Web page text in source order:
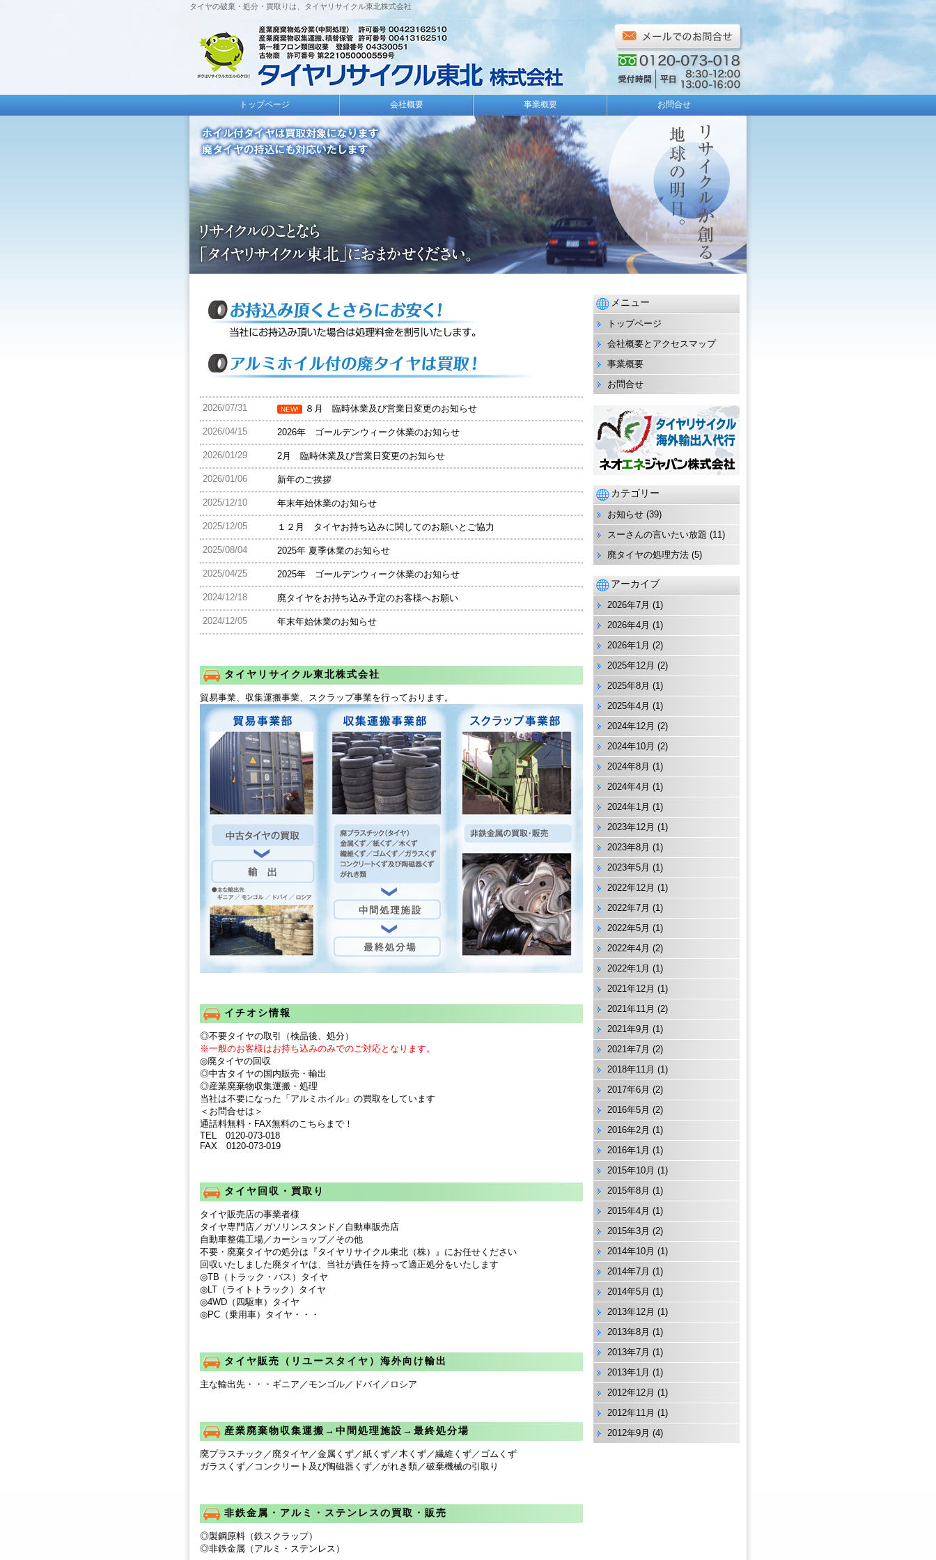
タイヤの破棄・処分・買取りは、タイヤリサイクル東北株式会社
トップページ 会社概要 事業概要 お問合せ
2026/07/31 NEW! ８月 臨時休業及び営業日変更のお知らせ
2026/04/15 2026年 ゴールデンウィーク休業のお知らせ
2026/01/29 2月 臨時休業及び営業日変更のお知らせ
2026/01/06 新年のご挨拶
2025/12/10 年末年始休業のお知らせ
2025/12/05 １２月 タイヤお持ち込みに関してのお願いとご協力
2025/08/04 2025年 夏季休業のお知らせ
2025/04/25 2025年 ゴールデンウィーク休業のお知らせ
2024/12/18 廃タイヤをお持ち込み予定のお客様へお願い
2024/12/05 年末年始休業のお知らせ
タイヤリサイクル東北株式会社
貿易事業、収集運搬事業、スクラップ事業を行っております。
イチオシ情報
◎不要タイヤの取引（検品後、処分）
※一般のお客様はお持ち込みのみでのご対応となります。
◎廃タイヤの回収
◎中古タイヤの国内販売・輸出
◎産業廃棄物収集運搬・処理
当社は不要になった「アルミホイル」の買取をしています
＜お問合せは＞
通話料無料・FAX無料のこちらまで！
TEL 0120‐073‐018
FAX 0120‐073‐019
タイヤ回収・買取り
タイヤ販売店の事業者様
タイヤ専門店／ガソリンスタンド／自動車販売店
自動車整備工場／カーショップ／その他
不要・廃棄タイヤの処分は『タイヤリサイクル東北（株）』にお任せください
回収いたしました廃タイヤは、当社が責任を持って適正処分をいたします
◎TB（トラック・バス）タイヤ
◎LT（ライトトラック）タイヤ
◎4WD（四駆車）タイヤ
◎PC（乗用車）タイヤ・・・
タイヤ販売（リユースタイヤ）海外向け輸出
主な輸出先・・・ギニア／モンゴル／ドバイ／ロシア
産業廃棄物収集運搬→中間処理施設→最終処分場
廃プラスチック／廃タイヤ／金属くず／紙くず／木くず／繊維くず／ゴムくず
ガラスくず／コンクリート及び陶磁器くず／がれき類／破棄機械の引取り
非鉄金属・アルミ・ステンレスの買取・販売
◎製鋼原料（鉄スクラップ）
◎非鉄金属（アルミ・ステンレス）
メニュー
トップページ
会社概要とアクセスマップ
事業概要
お問合せ
カテゴリー
お知らせ (39)
スーさんの言いたい放題 (11)
廃タイヤの処理方法 (5)
アーカイブ
2026年7月 (1)
2026年4月 (1)
2026年1月 (2)
2025年12月 (2)
2025年8月 (1)
2025年4月 (1)
2024年12月 (2)
2024年10月 (2)
2024年8月 (1)
2024年4月 (1)
2024年1月 (1)
2023年12月 (1)
2023年8月 (1)
2023年5月 (1)
2022年12月 (1)
2022年7月 (1)
2022年5月 (1)
2022年4月 (2)
2022年1月 (1)
2021年12月 (1)
2021年11月 (2)
2021年9月 (1)
2021年7月 (2)
2018年11月 (1)
2017年6月 (2)
2016年5月 (2)
2016年2月 (1)
2016年1月 (1)
2015年10月 (1)
2015年8月 (1)
2015年4月 (1)
2015年3月 (2)
2014年10月 (1)
2014年7月 (1)
2014年5月 (1)
2013年12月 (1)
2013年8月 (1)
2013年7月 (1)
2013年1月 (1)
2012年12月 (1)
2012年11月 (1)
2012年9月 (4)